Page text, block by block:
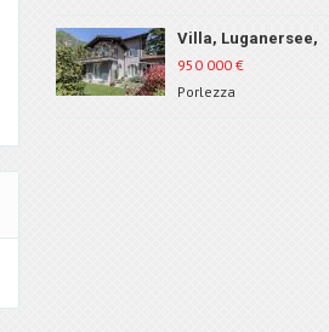
Villa, Luganersee,
Porlezza, ID 535
950 000 €
Porlezza